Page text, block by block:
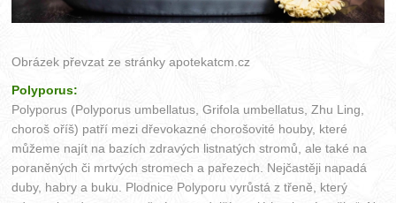
Obrázek převzat ze stránkyapotekatcm.cz
Polyporus:
Polyporus (Polyporus umbellatus, Grifola umbellatus, Zhu Ling,
choroš oříš) patří mezi dřevokazné chorošovité houby, které
můžeme najít na bazích zdravých listnatých stromů, ale také na
poraněných či mrtvých stromech a pařezech. Nejčastěji napadá
duby, habry a buku. Plodnice Polyporu vyrůstá z třeně, který